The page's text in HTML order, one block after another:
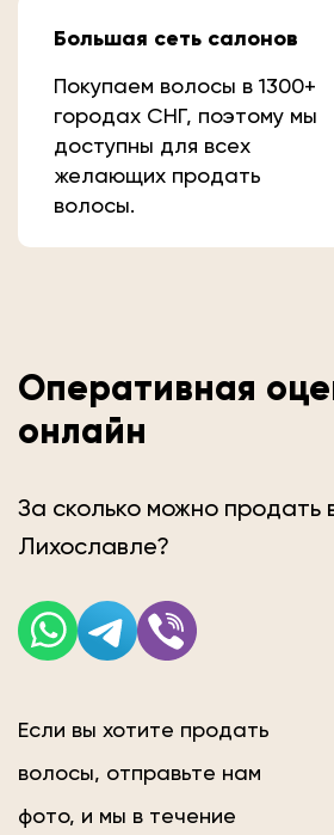
Большая сеть салонов
Покупаем волосы в 1300+
городах СНГ, поэтому мы
доступны для всех
желающих продать
волосы.
Оперативная
онлайн
За сколько можно продать
Лихославле?
Если вы хотите продать
волосы, отправьте нам
фото, и мы в течение